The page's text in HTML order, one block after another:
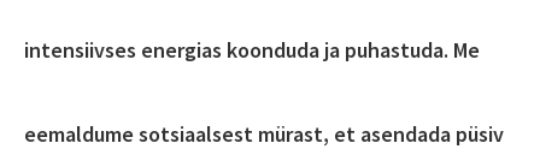
intensiivses energias koonduda ja puhastuda. Me
eemaldume sotsiaalsest mürast, et asendada püsiv